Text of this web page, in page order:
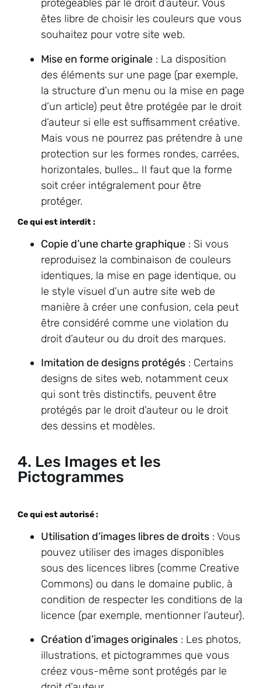
protégeables par le droit d’auteur. Vous
êtes libre de choisir les couleurs que vous
souhaitez pour votre site web.
Mise en forme originale : La disposition
des éléments sur une page (par exemple,
la structure d’un menu ou la mise en page
d’un article) peut être protégée par le droit
d’auteur si elle est suffisamment créative.
Mais vous ne pourrez pas prétendre à une
protection sur les formes rondes, carrées,
horizontales, bulles… Il faut que la forme
soit créer intégralement pour être
protéger.
Ce qui est interdit :
Copie d’une charte graphique : Si vous
reproduisez la combinaison de couleurs
identiques, la mise en page identique, ou
le style visuel d’un autre site web de
manière à créer une confusion, cela peut
être considéré comme une violation du
droit d’auteur ou du droit des marques.
Imitation de designs protégés : Certains
designs de sites web, notamment ceux
qui sont très distinctifs, peuvent être
protégés par le droit d’auteur ou le droit
des dessins et modèles.
4. Les Images et les
Pictogrammes
Ce qui est autorisé :
Utilisation d’images libres de droits : Vous
pouvez utiliser des images disponibles
sous des licences libres (comme Creative
Commons) ou dans le domaine public, à
condition de respecter les conditions de la
licence (par exemple, mentionner l’auteur).
Création d’images originales : Les photos,
illustrations, et pictogrammes que vous
créez vous-même sont protégés par le